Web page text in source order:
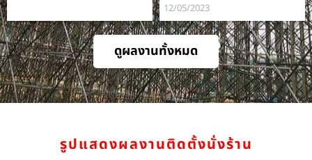
12/05/2023
ดูผลงานทั้งหมด
รูปแสดงผลงานติดตั้งนั่งร้าน